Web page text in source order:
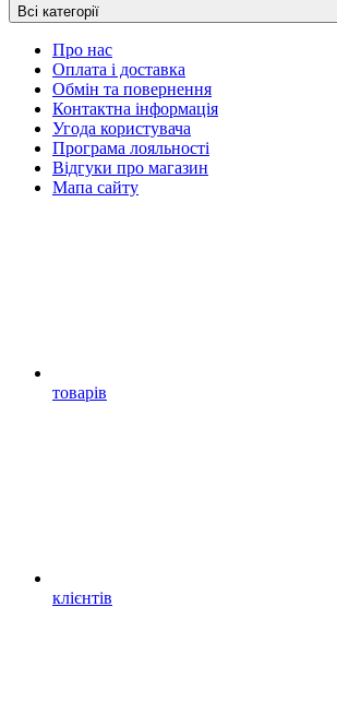
Всі категорії
Про нас
Оплата і доставка
Обмін та повернення
Контактна інформація
Угода користувача
Програма лояльності
Відгуки про магазин
Мапа сайту
товарів
клієнтів